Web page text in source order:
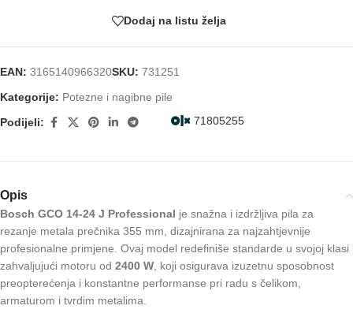
Dodaj na listu želja
EAN: 3165140966320SKU: 731251
Kategorije: Potezne i nagibne pile
71805255
Podijeli:
Opis
Bosch GCO 14-24 J Professional je snažna i izdržljiva pila za
rezanje metala prečnika 355 mm, dizajnirana za najzahtjevnije
profesionalne primjene. Ovaj model redefiniše standarde u svojoj klasi
zahvaljujući motoru od 2400 W , koji osigurava izuzetnu sposobnost
preopterećenja i konstantne performanse pri radu s čelikom,
armaturom i tvrdim metalima.